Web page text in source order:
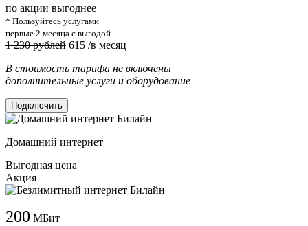
по акции выгоднее
* Пользуйтесь услугами
первые 2 месяца с выгодой
1 230 рублей 615 /в месяц
В стоимость тарифа не включены
дополнительные услуги и оборудование
Подключить
Домашний интернет
Выгодная цена
Акция
200 МБит